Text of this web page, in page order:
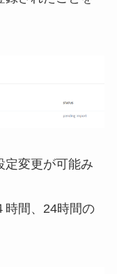
定変更が可能み
時間、24時間の